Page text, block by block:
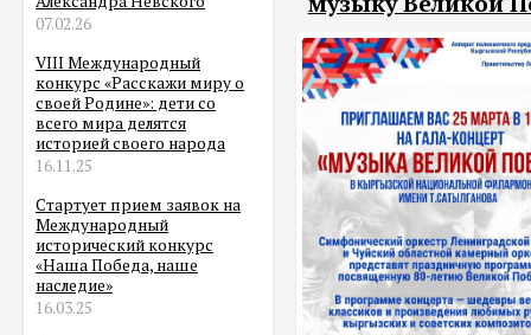
07.02.26
VIII Международный
конкурс «Расскажи миру о
своей Родине»: дети со
всего мира делятся
историей своего народа
16.11.25
Стартует прием заявок на
Международный
исторический конкурс
«Наша Победа, наше
наследие»
16.03.25